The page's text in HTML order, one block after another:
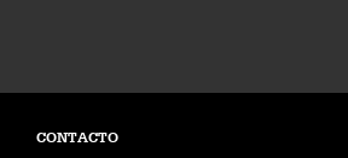
CONTACTO